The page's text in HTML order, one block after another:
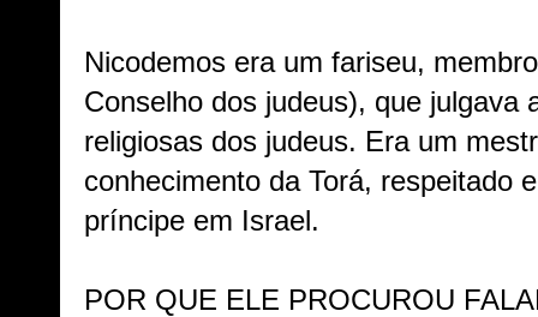
Nicodemos era um fariseu,
Conselho dos judeus), que julgava
religiosas dos judeus. Era um
conhecimento da Torá, respeitado
príncipe em Israel.
POR QUE ELE PROCUROU